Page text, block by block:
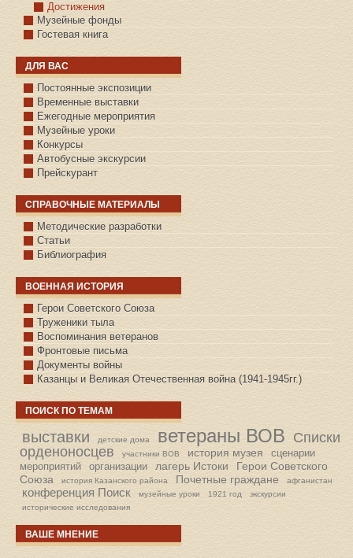
Достижения
Музейные фонды
Гостевая книга
ДЛЯ ВАС
Постоянные экспозиции
Временные выставки
Ежегодные мероприятия
Музейные уроки
Конкурсы
Автобусные экскурсии
Прейскурант
СПРАВОЧНЫЕ МАТЕРИАЛЫ
Методические разработки
Статьи
Библиография
ВОЕННАЯ ИСТОРИЯ
С.КАЗАНСКОЕ
Герои Советского Союза
Труженики тыла
Воспоминания ветеранов
Фронтовые письма
Документы войны
Казанцы и Великая Отечественная война (1941-1945гг.)
ПОИСК ПО ТЕМАМ
выставки детские дома ветераны ВОВ Списки
орденоносцев
участники ВОВ история музея
сценарии
мероприятий
организации лагерь Истоки
Герои Советского
Союза
история Казанского района Почетные граждане афганистан
конференция Поиск музейные уроки 1921 год
экскурсии
исторические исследования
ВАШЕ МНЕНИЕ